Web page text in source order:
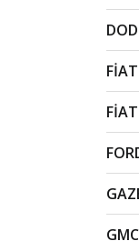
FİAT
GMC